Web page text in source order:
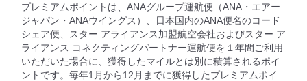
プレミアムポイントは、ANAグループ運航便（ANA・エアー
ジャパン・ANAウイングス）、日本国内のANA便名のコード
シェア便、スター アライアンス加盟航空会社およびスター ア
ライアンス コネクティングパートナー運航便を１年間ご利用
いただいた場合に、獲得したマイルとは別に積算されるポイ
ントです。毎年1月から12月までに獲得したプレミアムポイ